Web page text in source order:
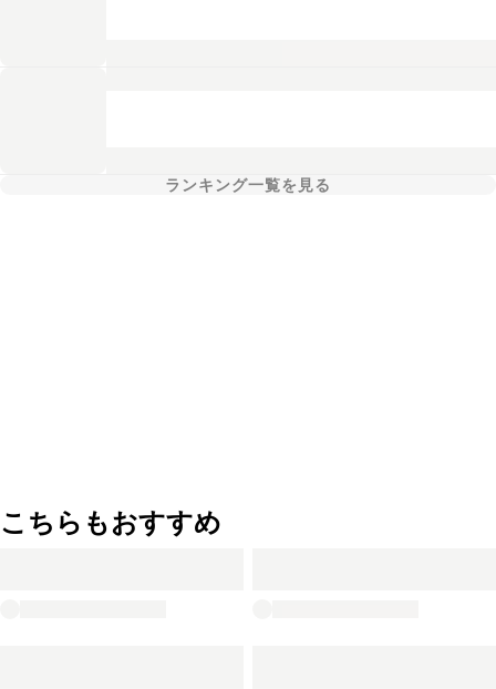
ランキング一覧を見る
こちらもおすすめ